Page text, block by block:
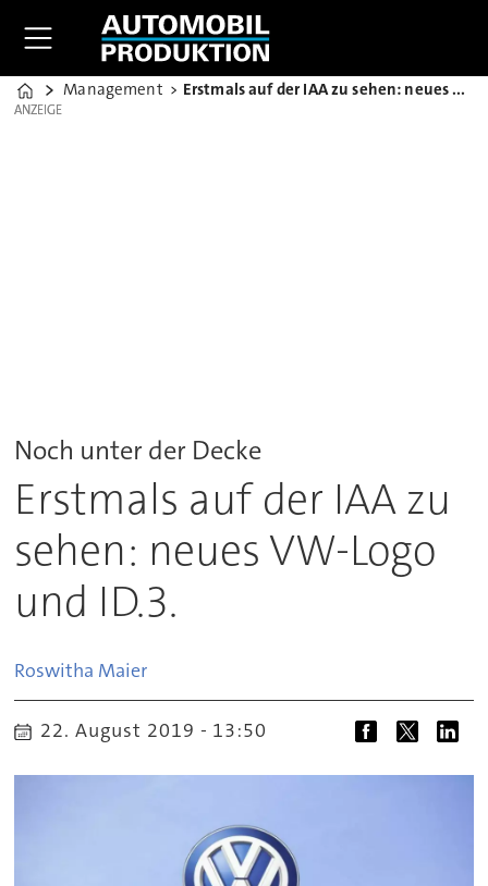
Home
Management Erstmals auf der IAA zu sehen: neues VW-Logo und ID.3.
ANZEIGE
ANZEIGE
Noch unter der Decke
Erstmals auf der IAA zu
sehen: neues VW-Logo
und ID.3.
Roswitha Maier
22. August 2019 - 13:50